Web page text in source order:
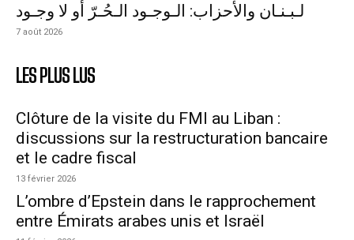
لـبـنـان والأحزاب: الـوجـود الـحُـرّ أو لا وجـود
7 août 2026
LES PLUS LUS
Clôture de la visite du FMI au Liban :
discussions sur la restructuration bancaire
et le cadre fiscal
13 février 2026
L’ombre d’Epstein dans le rapprochement
entre Émirats arabes unis et Israël